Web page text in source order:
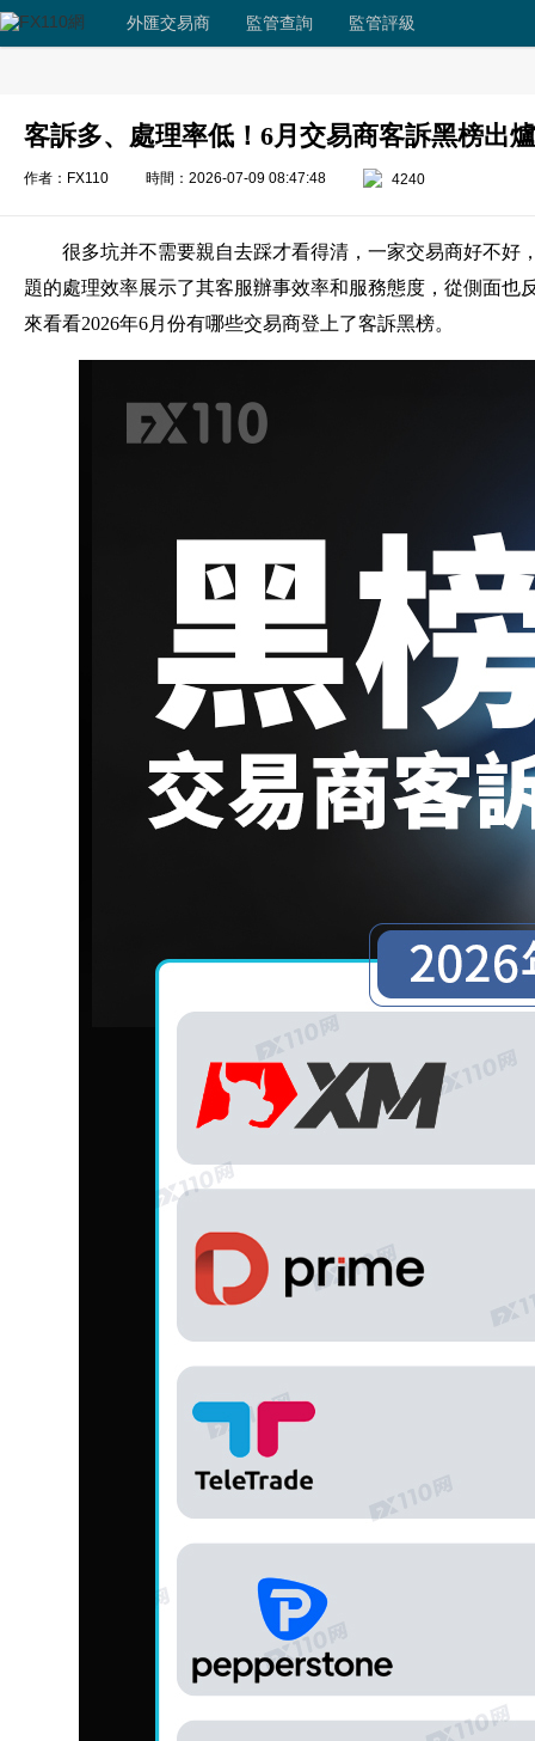
外匯交易商 監管查詢 監管評級
客訴多、處理率低！6月交易商客訴黑榜出爐
作者：FX110 時間：2026-07-09 08:47:48 4240
很多坑并不需要親自去踩才看得清，一家交易商好不好
題的處理效率展示了其客服辦事效率和服務態度，從側面
來看看2026年6月份有哪些交易商登上了客訴黑榜。